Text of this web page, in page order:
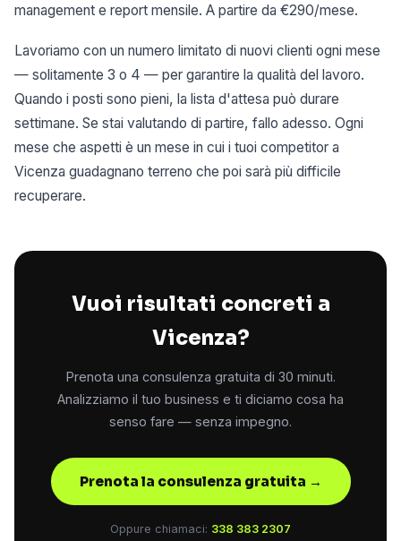
management e report mensile. A partire da €290/mese.
Lavoriamo con un numero limitato di nuovi clienti ogni mese
— solitamente 3 o 4 — per garantire la qualità del lavoro.
Quando i posti sono pieni, la lista d'attesa può durare
settimane. Se stai valutando di partire, fallo adesso. Ogni
mese che aspetti è un mese in cui i tuoi competitor a
Vicenza guadagnano terreno che poi sarà più difficile
recuperare.
Vuoi risultati concreti a
Vicenza?
Prenota una consulenza gratuita di 30 minuti.
Analizziamo il tuo business e ti diciamo cosa ha
senso fare — senza impegno.
Prenota la consulenza gratuita →
Oppure chiamaci: 338 383 2307